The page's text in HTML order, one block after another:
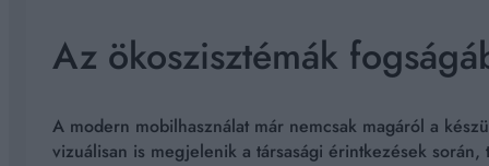
Az ökoszisztémák
A modern mobilhasználat már nemcsak magáról a
vizuálisan is megjelenik a társasági érintkezések